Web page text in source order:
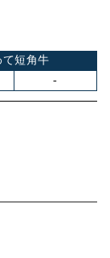
て短角牛
-